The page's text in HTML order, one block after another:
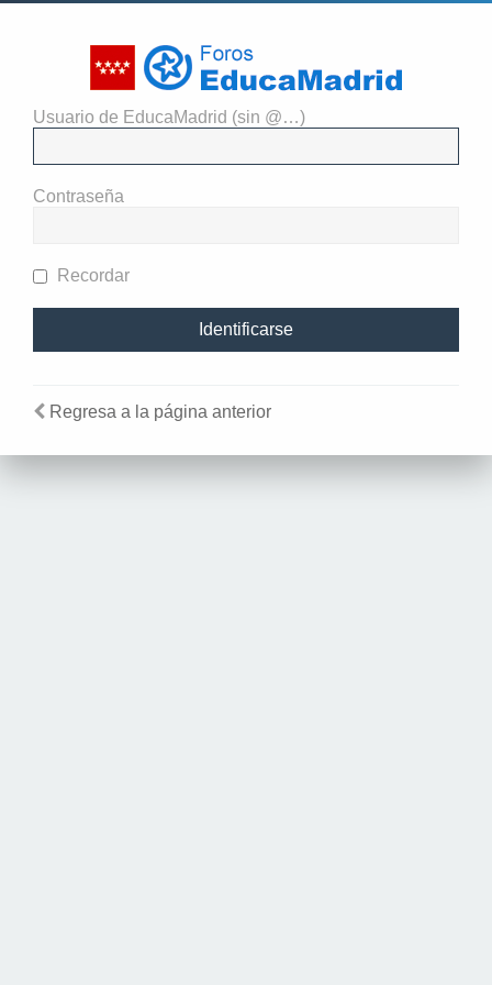
Usuario de EducaMadrid (sin @…)
Contraseña
Recordar
Regresa a la página anterior